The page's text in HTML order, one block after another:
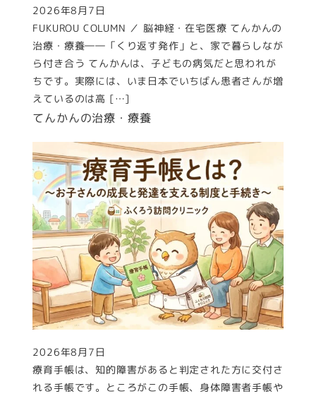
てんかんの治療・療養
FUKUROU COLUMN ／ 脳神経・在宅医療 てんかんの
治療・療養――「くり返す発作」と、家で暮らしなが
ら付き合う てんかんは、子どもの病気だと思われが
ちです。実際には、いま日本でいちばん患者さんが増
えているのは高 […]
投稿日
2026年8月7日
療育手帳は、知的障害があると判定された方に交付さ
れる手帳です。ところがこの手帳、身体障害者手帳や
投稿日
2026年8月7日